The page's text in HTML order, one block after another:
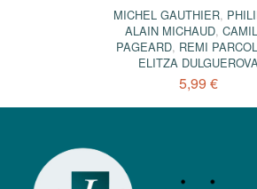
MICHEL GAUTHIER,
ALAIN MICHAUD,
PAGEARD, REMI
ELITZA
5,99 €